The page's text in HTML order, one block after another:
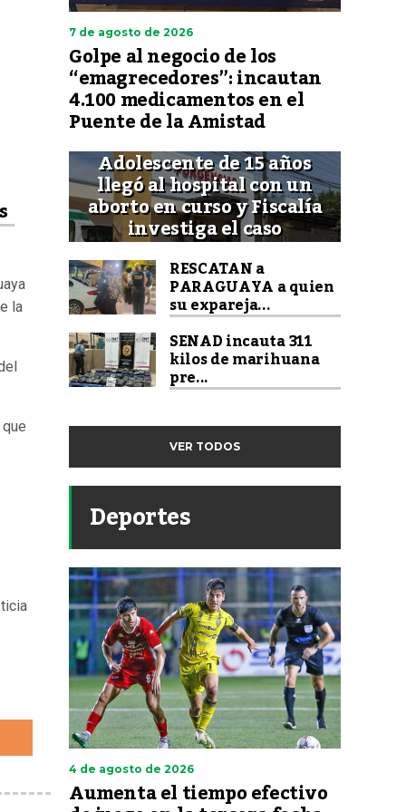
la
7 de agosto de 2026
Golpe al negocio de los
“emagrecedores”: incautan
4.100 medicamentos en el
Puente de la Amistad
Adolescente de 15 años
llegó al hospital con un
aborto en curso y Fiscalía
investiga el caso
RESCATAN a
PARAGUAYA a quien
su expareja...
SENAD incauta 311
kilos de marihuana
pre...
VER TODOS
Deportes
4 de agosto de 2026
Aumenta el tiempo efectivo